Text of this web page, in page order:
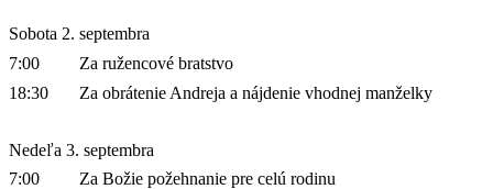
Sobota 2. septembra
7:00
Za ružencové bratstvo
18:30
Za obrátenie Andreja a nájdenie vhodnej manželky
Nedeľa 3. septembra
7:00
Za Božie požehnanie pre celú rodinu